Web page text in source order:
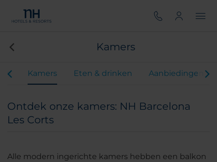
Kamers
Kamers Eten & drinken Aanbiedingen
Ontdek onze kamers: NH Barcelona
Les Corts
Alle modern ingerichte kamers hebben een balkon